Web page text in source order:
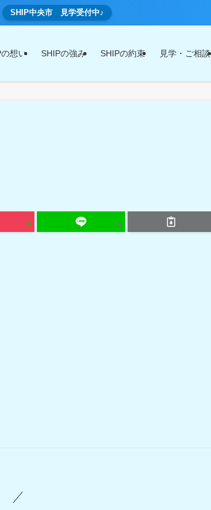
SHIP中央市 見学受付中♪
想い SHIPの強み SHIPの約束 見学・ご相談